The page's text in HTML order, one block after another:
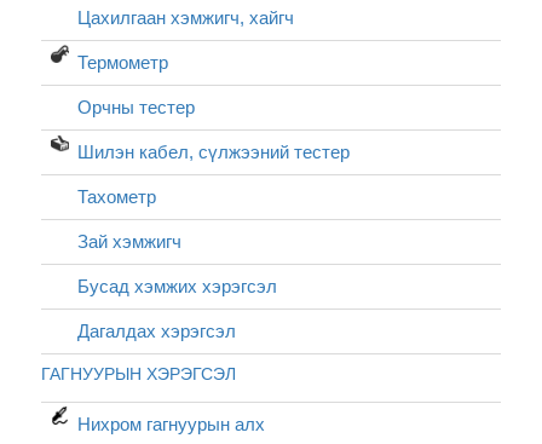
Цахилгаан хэмжигч, хайгч
Термометр
Орчны тестер
Шилэн кабел, cүлжээний тестер
Тахометр
Зай хэмжигч
Бусад хэмжих хэрэгсэл
Дагалдах хэрэгсэл
ГАГНУУРЫН ХЭРЭГСЭЛ
Нихром гагнуурын алх